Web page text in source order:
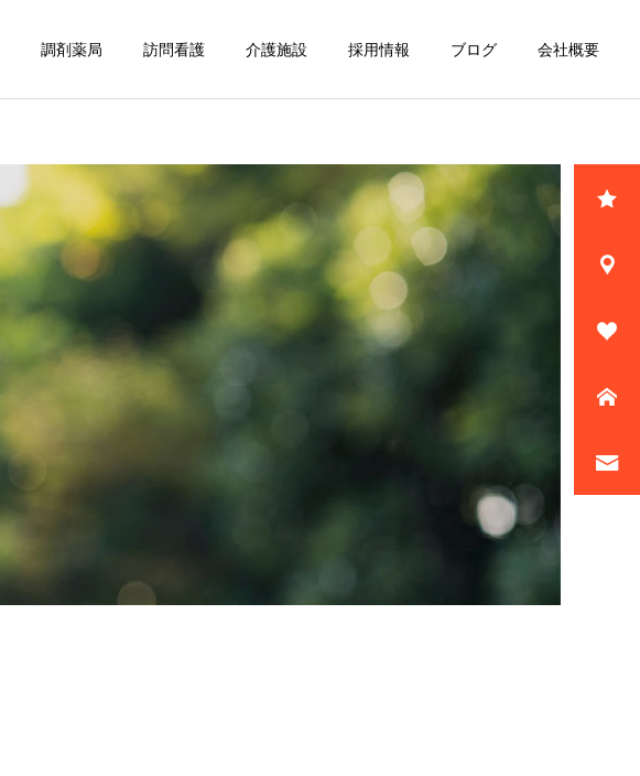
調剤薬局 訪問看護 介護施設 採用情報 ブログ 会社概要
詳細を見る
陽だまり倶楽部東大利